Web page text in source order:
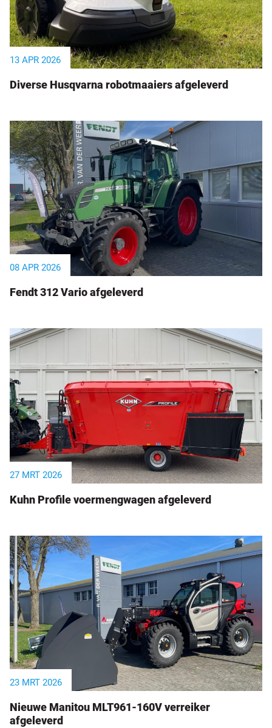
13 APR 2026
Diverse Husqvarna robotmaaiers afgeleverd
08 APR 2026
Fendt 312 Vario afgeleverd
27 MRT 2026
Kuhn Profile voermengwagen afgeleverd
23 MRT 2026
Nieuwe Manitou MLT961-160V verreiker
afgeleverd